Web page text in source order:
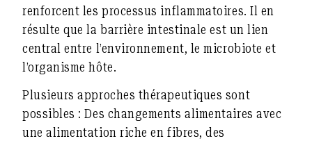
renforcent les processus inflammatoires. Il en
résulte que la barrière intestinale est un lien
central entre l’environnement, le microbiote et
l’organisme hôte.
Plusieurs approches thérapeutiques sont
possibles : Des changements alimentaires avec
une alimentation riche en fibres, des